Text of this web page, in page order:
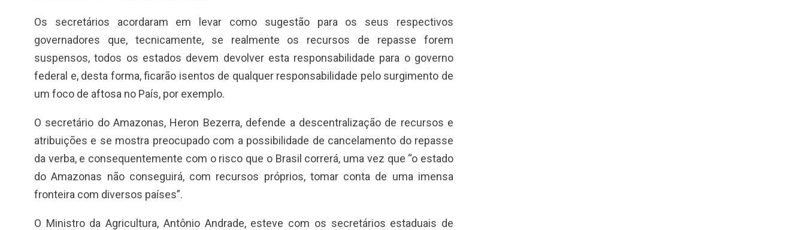
Os secretários acordaram em levar como sugestão para os seus respectivos
governadores que, tecnicamente, se realmente os recursos de repasse forem
suspensos, todos os estados devem devolver esta responsabilidade para o governo
federal e, desta forma, ficarão isentos de qualquer responsabilidade pelo surgimento de
um foco de aftosa no País, por exemplo.
O secretário do Amazonas, Heron Bezerra, defende a descentralização de recursos e
atribuições e se mostra preocupado com a possibilidade de cancelamento do repasse
da verba, e consequentemente com o risco que o Brasil correrá, uma vez que “o estado
do Amazonas não conseguirá, com recursos próprios, tomar conta de uma imensa
fronteira com diversos países”.
O Ministro da Agricultura, Antônio Andrade, esteve com os secretários estaduais de